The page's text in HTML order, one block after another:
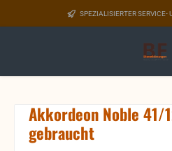
Zum Hauptinhalt springenSPEZIALISIERTER SERVICE-
Akkordeon Noble
gebraucht